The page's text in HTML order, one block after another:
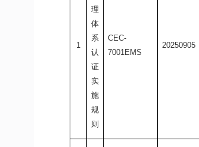
1
理
体
系
认
证
实
施
规
则
CEC-
7001EMS
20250905